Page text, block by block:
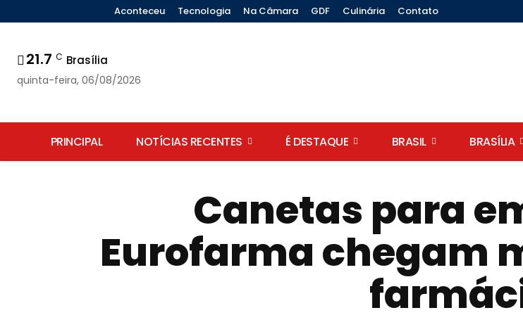
Aconteceu Tecnologia Na Câmara GDF Culinária Contato
21.7 C Brasília
quinta-feira, 06/08/2026
PRINCIPAL NOTÍCIAS RECENTES É DESTAQUE BRASIL BRASÍLIA
Canetas para
Eurofarma chegam